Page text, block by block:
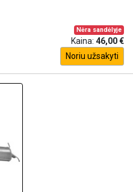
Nėra sandėlyje
Kaina: 46,00 €
Noriu užsakyti